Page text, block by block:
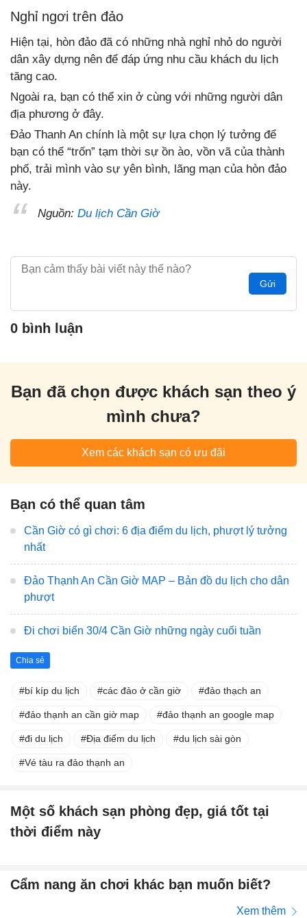
Nghỉ ngơi trên đảo
Hiện tại, hòn đảo đã có những nhà nghỉ nhỏ do người
dân xây dựng nên để đáp ứng nhu cầu khách du lịch
tăng cao.
Ngoài ra, bạn có thể xin ở cùng với những người dân
địa phương ở đây.
Đảo Thanh An chính là một sự lựa chọn lý tưởng để
bạn có thể “trốn” tạm thời sự ồn ào, vồn vã của thành
phố, trải mình vào sự yên bình, lãng mạn của hòn đảo
này.
Nguồn: Du lịch Cần Giờ
Gửi
0 bình luận
Bạn đã chọn được khách sạn theo ý
mình chưa?
Xem các khách sạn có ưu đãi
Bạn có thể quan tâm
Cần Giờ có gì chơi: 6 địa điểm du lịch, phượt lý tưởng
nhất
Đảo Thạnh An Cần Giờ MAP – Bản đồ du lịch cho dân
phượt
Đi chơi biển 30/4 Cần Giờ những ngày cuối tuần
Chia sẻ
bí kíp du lịch các đảo ở cần giờ đảo thạch an
đảo thạnh an cần giờ map đảo thạnh an google map
đi du lịch Địa điểm du lịch du lịch sài gòn
Vé tàu ra đảo thạnh an
Một số khách sạn phòng đẹp, giá tốt tại
thời điểm này
Cẩm nang ăn chơi khác bạn muốn biết?
Xem thêm